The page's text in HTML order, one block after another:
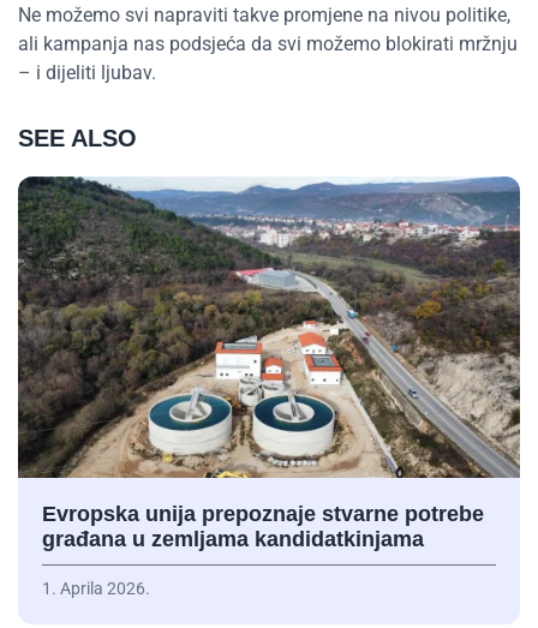
Ne možemo svi napraviti takve promjene na nivou politike,
ali kampanja nas podsjeća da svi možemo blokirati mržnju
– i dijeliti ljubav.
SEE ALSO
Evropska unija prepoznaje stvarne potrebe
građana u zemljama kandidatkinjama
1. Aprila 2026.